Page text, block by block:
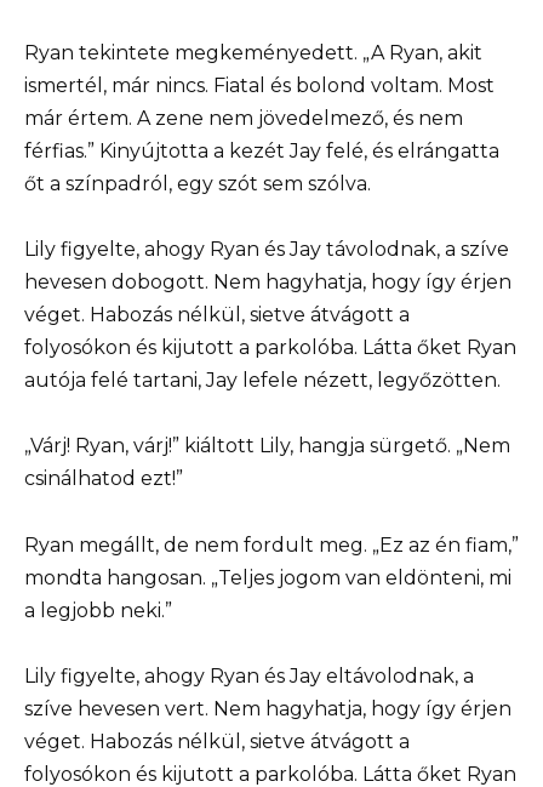
Ryan tekintete megkeményedett. „A Ryan, akit
ismertél, már nincs. Fiatal és bolond voltam. Most
már értem. A zene nem jövedelmező, és nem
férfias.” Kinyújtotta a kezét Jay felé, és elrángatta
őt a színpadról, egy szót sem szólva.
Lily figyelte, ahogy Ryan és Jay távolodnak, a szíve
hevesen dobogott. Nem hagyhatja, hogy így érjen
véget. Habozás nélkül, sietve átvágott a
folyosókon és kijutott a parkolóba. Látta őket Ryan
autója felé tartani, Jay lefele nézett, legyőzötten.
„Várj! Ryan, várj!” kiáltott Lily, hangja sürgető. „Nem
csinálhatod ezt!”
Ryan megállt, de nem fordult meg. „Ez az én fiam,”
mondta hangosan. „Teljes jogom van eldönteni, mi
a legjobb neki.”
Lily figyelte, ahogy Ryan és Jay eltávolodnak, a
szíve hevesen vert. Nem hagyhatja, hogy így érjen
véget. Habozás nélkül, sietve átvágott a
folyosókon és kijutott a parkolóba. Látta őket Ryan